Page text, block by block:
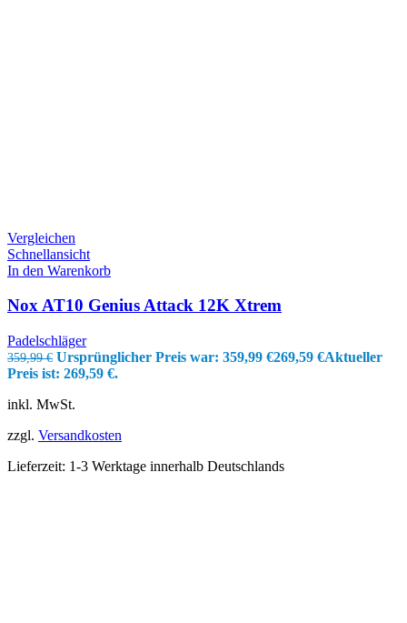
Vergleichen
Schnellansicht
In den Warenkorb
Nox AT10 Genius Attack 12K Xtrem
Padelschläger
359,99€ Ursprünglicher Preis war: 359,99 €269,59 €Aktueller
Preis ist: 269,59 €.
inkl. MwSt.
zzgl. Versandkosten
Lieferzeit: 1-3 Werktage innerhalb Deutschlands